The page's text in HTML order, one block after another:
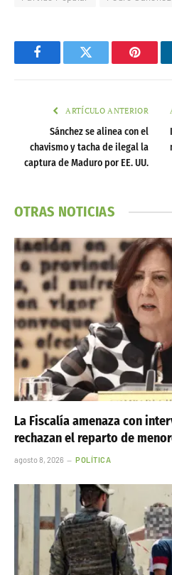
FacebookTwitter
ARTÍCULO ANTERIOR
Sánchez se alinea con el
chavismo y tacha de ilegal la
captura de Maduro por EE. UU.
OTRAS NOTICIAS
La Fiscalía amenaza con
rechazan el reparto de
agosto 8, 2026 POLÍTICA